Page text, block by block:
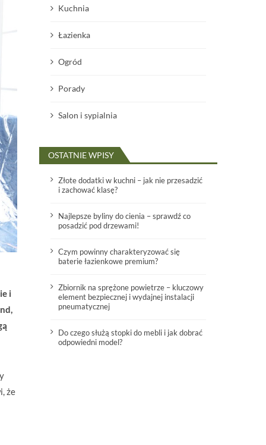
i
że
Kuchnia
Łazienka
Ogród
Porady
Salon i sypialnia
OSTATNIE WPISY
Złote dodatki w kuchni – jak nie przesadzić
i zachować klasę?
Najlepsze byliny do cienia – sprawdź co
posadzić pod drzewami!
Czym powinny charakteryzować się
baterie łazienkowe premium?
Zbiornik na sprężone powietrze – kluczowy
element bezpiecznej i wydajnej instalacji
pneumatycznej
Do czego służą stopki do mebli i jak dobrać
odpowiedni model?